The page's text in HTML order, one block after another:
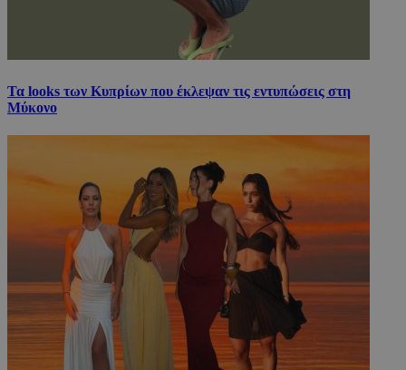
Τα looks των Κυπρίων που έκλεψαν τις εντυπώσεις στη
Μύκονο